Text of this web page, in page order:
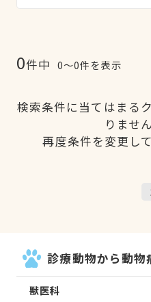
0件中 0〜0件を表示
検索条件に当てはまる
りませ
再度条件を変更し
診療動物から動物
獣医科